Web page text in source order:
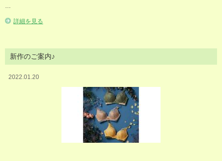
詳細を見る
新作のご案内♪
2022.01.20